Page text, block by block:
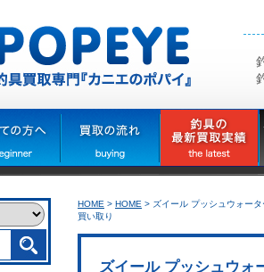
HOME > HOME > ズイール プッシュウォー
買い取り
ズイール プッシュウォ